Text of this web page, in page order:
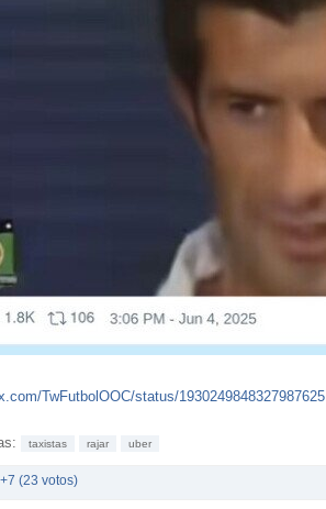
TwFutbolOOC/status/1930249848327987625
taxistas rajar uber
+7 (23 votos)